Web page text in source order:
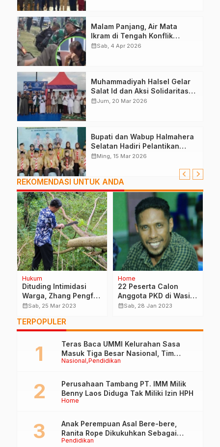
Malam Panjang, Air Mata
Ikram di Tengah Konflik
Halteng
calendar_monthSab, 4 Apr 2026
Muhammadiyah Halsel Gelar
Salat Id dan Aksi Solidaritas
Palestina
calendar_monthJum, 20 Mar 2026
Bupati dan Wabup Halmahera
Selatan Hadiri Pelantikan
Mabiran Pramuka se-Kwarcab
calendar_monthMing, 15 Mar 2026
REKOMENDASI UNTUK ANDA
Hukum
Dituding Intimidasi
Warga, Zhang Pengfei
: Itu Tidak Benar
calendar_monthSab, 25 Mar 2023
Home
22 Peserta Calon
Anggota PKD di Wasile
Tengah Lulus Seleksi
calendar_monthSab, 28 Jan 2023
TERPOPULER
Nasional Pendidikan
Teras Baca UMMI Kelurahan Sasa
Masuk Tiga Besar Nasional, Tim
Penilai Lakukan Visitasi di Ternate
Home
Perusahaan Tambang PT. IMM Milik
Benny Laos Diduga Tak Miliki Izin HPH
Pendidikan
Anak Perempuan Asal Bere-bere,
Ranita Rope Dikukuhkan Sebagai
Guru Besar dan Rektor Ummu